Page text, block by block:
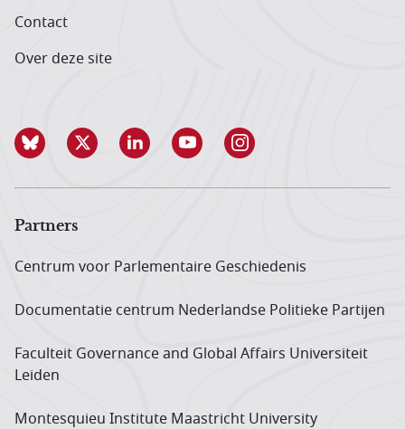
Contact
Over deze site
Partners
Centrum voor Parlementaire Geschiedenis
Documentatie centrum Neder­landse Politieke Partijen
Faculteit Governance and Global Affairs Universiteit
Leiden
Montesquieu Institute Maastricht University